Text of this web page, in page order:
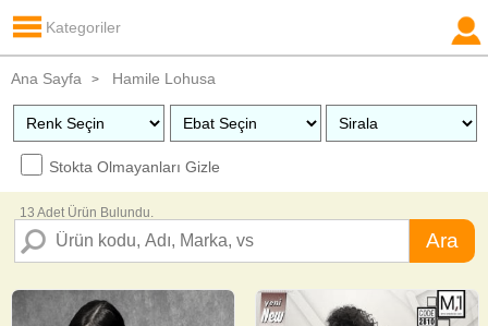
Kategoriler
Ana Sayfa > Hamile Lohusa
Stokta Olmayanları Gizle
Ara
13 Adet Ürün Bulundu.